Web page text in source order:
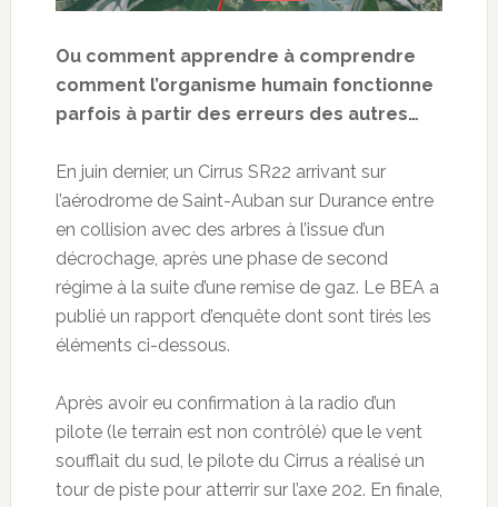
Ou comment apprendre à comprendre
comment l’organisme humain fonctionne
parfois à partir des erreurs des autres…
En juin dernier, un Cirrus SR22 arrivant sur
l’aérodrome de Saint-Auban sur Durance entre
en collision avec des arbres à l’issue d’un
décrochage, après une phase de second
régime à la suite d’une remise de gaz. Le BEA a
publié un rapport d’enquête dont sont tirés les
éléments ci-dessous.
Après avoir eu confirmation à la radio d’un
pilote (le terrain est non contrôlé) que le vent
soufflait du sud, le pilote du Cirrus a réalisé un
tour de piste pour atterrir sur l’axe 202. En finale,